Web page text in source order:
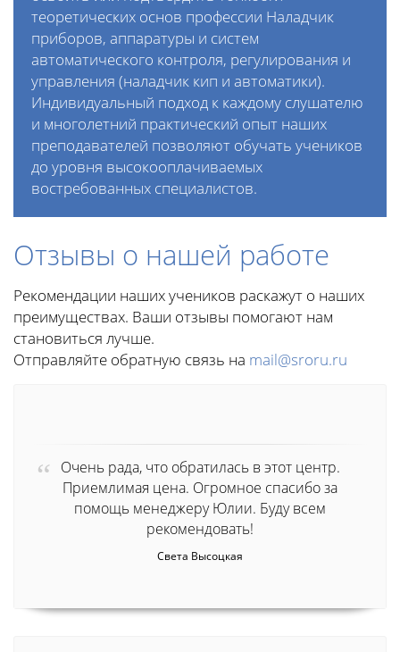
теоретических основ профессии Наладчик
приборов, аппаратуры и систем
автоматического контроля, регулирования и
управления (наладчик кип и автоматики).
Индивидуальный подход к каждому слушателю
и многолетний практический опыт наших
преподавателей позволяют обучать учеников
до уровня высокооплачиваемых
востребованных специалистов.
Отзывы о нашей работе
Рекомендации наших учеников раскажут о наших
преимуществах. Ваши отзывы помогают нам
становиться лучше.
Отправляйте обратную связь на mail@sroru.ru
Очень рада, что обратилась в этот центр.
Приемлимая цена. Огромное спасибо за
помощь менеджеру Юлии. Буду всем
рекомендовать!
Света Высоцкая